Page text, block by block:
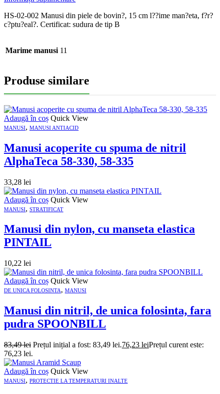
HS-02-002 Manusi din piele de bovin?, 15 cm l??ime man?eta, f?r?
c?ptu?eal?. Certificat: sudura de tip B
Marime manusi 11
Produse similare
Adaugă în coș Quick View
MANUSI, MANUSI ANTIACID
Manusi acoperite cu spuma de nitril
AlphaTeca 58-330, 58-335
33,28 lei
Adaugă în coș Quick View
MANUSI, STRATIFICAT
Manusi din nylon, cu manseta elastica
PINTAIL
10,22 lei
Adaugă în coș Quick View
DE UNICA FOLOSINTA, MANUSI
Manusi din nitril, de unica folosinta, fara
pudra SPOONBILL
83,49lei Prețul inițial a fost: 83,49 lei.76,23 leiPrețul curent este:
76,23 lei.
Adaugă în coș Quick View
MANUSI, PROTECTIE LA TEMPERATURI INALTE